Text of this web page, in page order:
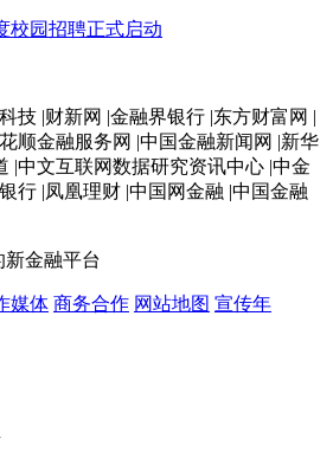
校园招聘正式启动
技 |财新网 |金融界银行 |东方财富网 |
顺金融服务网 |中国金融新闻网 |新华
|中文互联网数据研究资讯中心 |中金
行 |凤凰理财 |中国网金融 |中国金融
金融平台
媒体 商务合作 网站地图 宣传年